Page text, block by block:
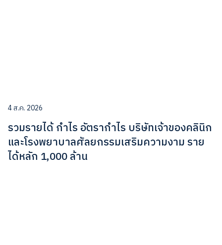
4 ส.ค. 2026
รวมรายได้ กำไร อัตรากำไร บริษัทเจ้าของคลินิก
และโรงพยาบาลศัลยกรรมเสริมความงาม ราย
ได้หลัก 1,000 ล้าน